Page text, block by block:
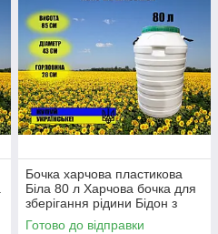
Бочка харчова пластикова
Біла 80 л Харчова бочка для
зберігання рідини Бідон з
ручками для дачі
Готово до відправки